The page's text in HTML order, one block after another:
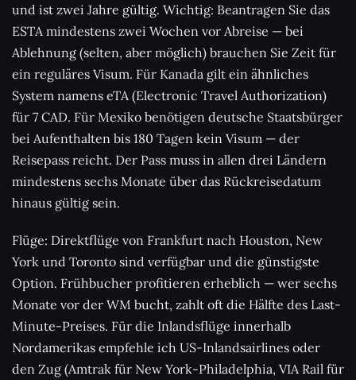
und ist zwei Jahre gültig. Wichtig: Beantragen Sie das
ESTA mindestens zwei Wochen vor Abreise — bei
Ablehnung (selten, aber möglich) brauchen Sie Zeit für
ein reguläres Visum. Für Kanada gilt ein ähnliches
System namens eTA (Electronic Travel Authorization)
für 7 CAD. Für Mexiko benötigen deutsche Staatsbürger
bei Aufenthalten bis 180 Tagen kein Visum — der
Reisepass reicht. Der Pass muss in allen drei Ländern
mindestens sechs Monate über das Rückreisedatum
hinaus gültig sein.
Flüge: Direktflüge von Frankfurt nach Houston, New
York und Toronto sind verfügbar und die günstigste
Option. Frühbucher profitieren erheblich — wer sechs
Monate vor der WM bucht, zahlt oft die Hälfte des Last-
Minute-Preises. Für die Inlandsflüge innerhalb
Nordamerikas empfehle ich US-Inlandsairlines oder
den Zug (Amtrak für New York-Philadelphia, VIA Rail für